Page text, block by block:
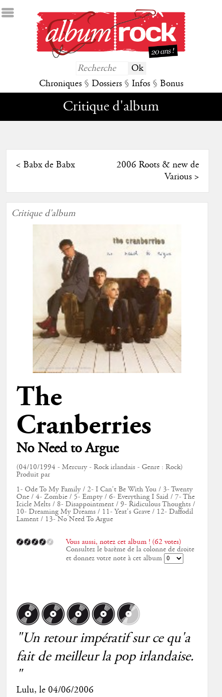
Chroniques § Dossiers § Infos § Bonus
Critique d'album
< Babx de Babx
2006 Roots & new de
Various>
Critique d'album
The
Cranberries
No Need to Argue
(04/10/1994 - Mercury - Rock irlandais - Genre : Rock)
Produit par
1- Ode To My Family / 2- I Can't Be With You / 3- Twenty
One / 4- Zombie / 5- Empty / 6- Everything I Said / 7- The
Icicle Melts / 8- Disappointment / 9- Ridiculous Thoughts /
10- Dreaming My Dreams / 11- Yeat's Grave / 12- Daffodil
Lament / 13- No Need To Argue
Vous aussi, notez cet album ! (62 votes)
Consultez le barème de la colonne de droite
et donnez votre note à cet album
"Un retour impératif sur ce qu'a
fait de meilleur la pop irlandaise.
"
Lulu, le 04/06/2006